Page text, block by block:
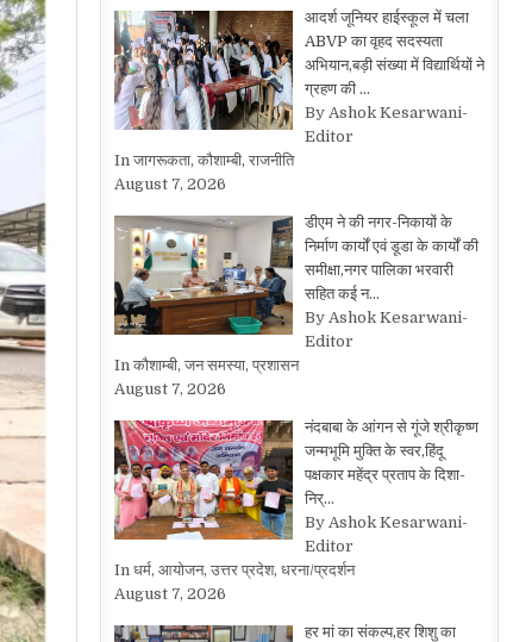
आदर्श जूनियर हाईस्कूल में चला
ABVP का वृहद सदस्यता
अभियान,बड़ी संख्या में विद्यार्थियों ने
ग्रहण की …
By Ashok Kesarwani-
Editor
In जागरूकता, कौशाम्बी, राजनीति
August 7, 2026
डीएम ने की नगर-निकायों के
निर्माण कार्यों एवं डूडा के कार्यों की
समीक्षा,नगर पालिका भरवारी
सहित कई न…
By Ashok Kesarwani-
Editor
In कौशाम्बी, जन समस्या, प्रशासन
August 7, 2026
नंदबाबा के आंगन से गूंजे श्रीकृष्ण
जन्मभूमि मुक्ति के स्वर,हिंदू
पक्षकार महेंद्र प्रताप के दिशा-
निर्…
By Ashok Kesarwani-
Editor
In धर्म, आयोजन, उत्तर प्रदेश, धरना/प्रदर्शन
August 7, 2026
हर मां का संकल्प,हर शिशु का